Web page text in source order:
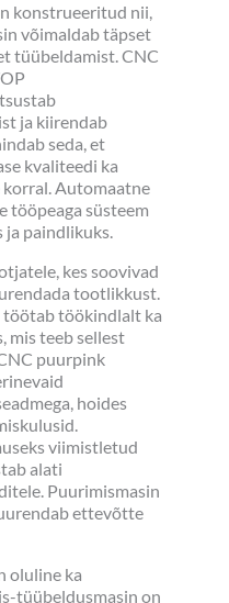
konstrueeritud nii,
võimaldab täpset
tüübeldamist. CNC
ja kiirendab
seda, et
kvaliteedi ka
Automaatne
tööpeaga süsteem
ja paindlikuks.
kes soovivad
tootlikkust.
töökindlalt ka
mis teeb sellest
puurpink
hoides
viimistletud
alati
Puurimismasin
ettevõtte
oluline ka
tüübeldusmasin on